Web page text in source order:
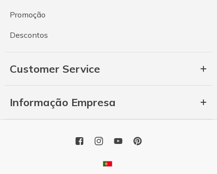
Promoção
Descontos
Customer Service
Informação Empresa